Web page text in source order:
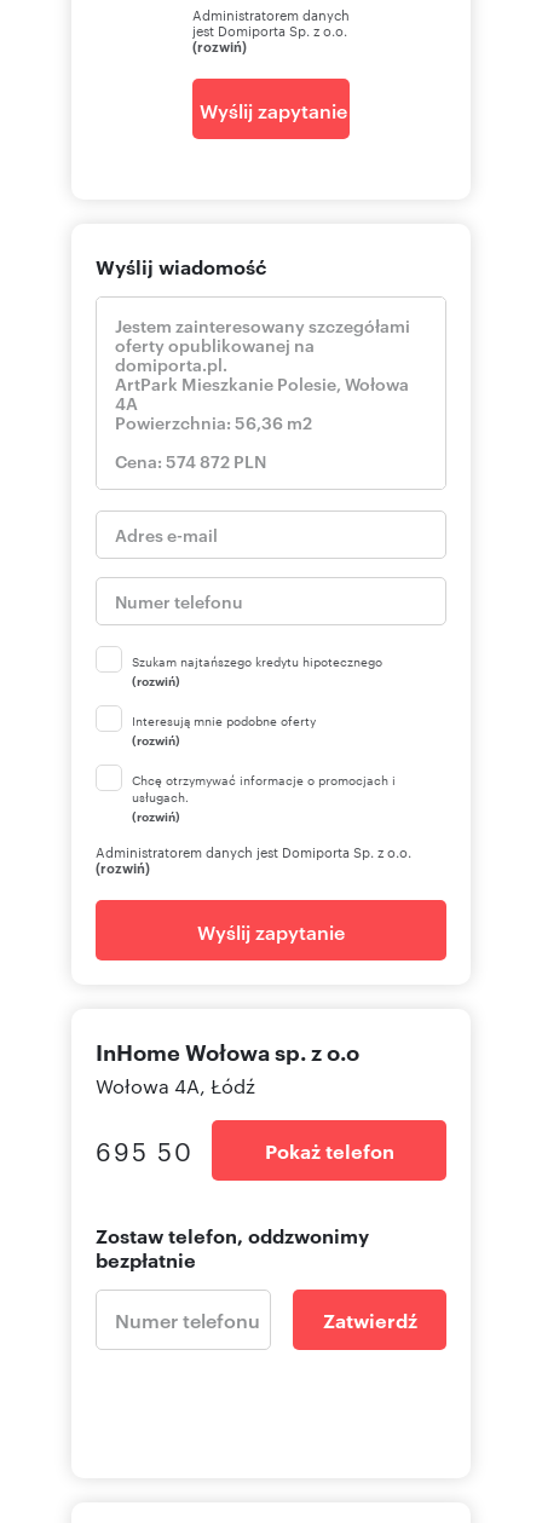
Administratorem danych
jest Domiporta Sp. z o.o.
(rozwiń)
Wyślij zapytanie
Wyślij wiadomość
Szukam najtańszego kredytu hipotecznego
(rozwiń)
Interesują mnie podobne oferty
(rozwiń)
Chcę otrzymywać informacje o promocjach i
usługach.
(rozwiń)
Administratorem danych jest Domiporta Sp. z o.o.
(rozwiń)
Wyślij zapytanie
InHome Wołowa sp. z o.o
Wołowa 4A, Łódź
695 50 Pokaż telefon
Zostaw telefon, oddzwonimy
bezpłatnie
Zatwierdź